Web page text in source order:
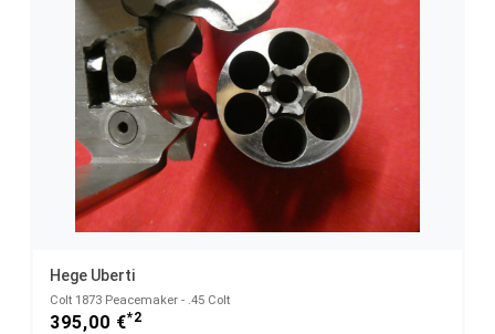
Hege Uberti
Colt 1873 Peacemaker - .45 Colt
395,00 €*2